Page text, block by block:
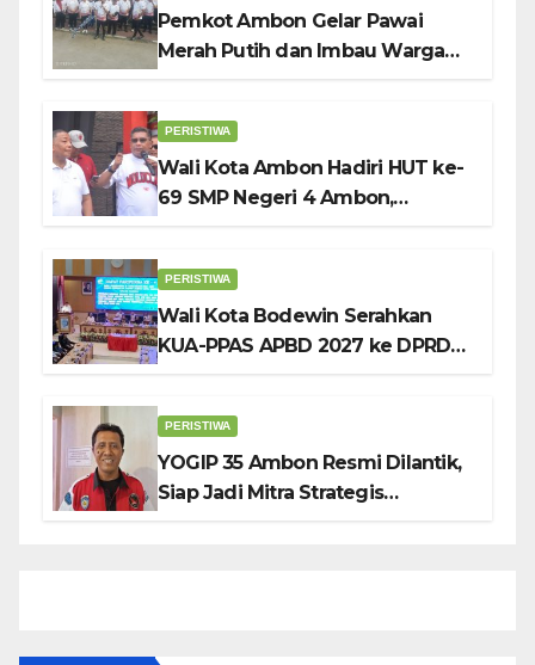
Pemkot Ambon Gelar Pawai
Merah Putih dan Imbau Warga
PERISTIWA
Wali Kota Ambon Hadiri HUT ke-
69 SMP Negeri 4 Ambon,
PERISTIWA
Wali Kota Bodewin Serahkan
KUA-PPAS APBD 2027 ke DPRD
PERISTIWA
YOGIP 35 Ambon Resmi Dilantik,
Siap Jadi Mitra Strategis